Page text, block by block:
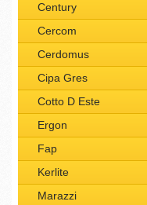
Century
Cercom
Cerdomus
Cipa Gres
Cotto D Este
Ergon
Fap
Kerlite
Marazzi